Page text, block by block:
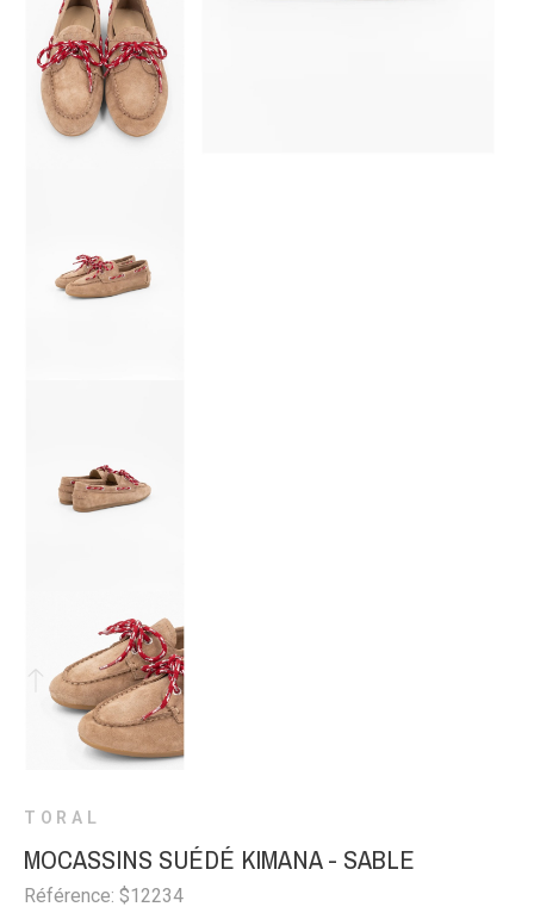
TORAL
MOCASSINS SUÉDÉ KIMANA - SABLE
Référence: $12234